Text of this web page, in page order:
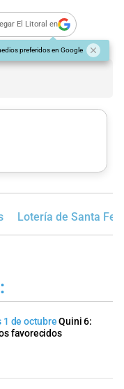
El Litoral en
preferidos en Google
Lotería de Santa Fe
1 de octubre Quini 6:
favorecidos